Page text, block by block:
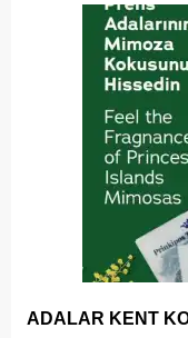
ADALAR KENT